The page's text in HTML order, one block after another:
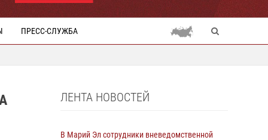
ПРЕСС-СЛУЖБА
ЛЕНТА НОВОСТЕЙ
В Марий Эл сотрудники вневедомственной